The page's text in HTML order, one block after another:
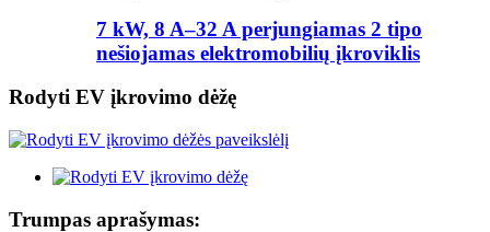
7 kW, 8 A–32 A perjungiamas 2 tipo
nešiojamas elektromobilių įkroviklis
Rodyti EV įkrovimo dėžę
Trumpas aprašymas: